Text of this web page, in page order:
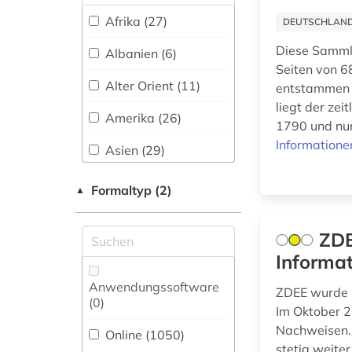
Wissenschaftskunde,
Forschung, Hochschul-,
Museumswesen (37)
alter orient (3)
alternativbewegung
(2)
alterssoziologie (1)
altertumswissenschaft
(13)
altes testament (2)
altes ägypten (1)
Zugriff via
Shibboleth (14)
frei verfügbar (1000)
Nationallizenz (22)
Nationallizenz-Login
für registrierte
Einzelpersonen (16)
Afrika (27)
Albanien (6)
Alter Orient (11)
Amerika (26)
Asien (29)
(16)
Baden-
Wuerttemberg (4)
Bayern (7)
Belarus (7)
▲ Formaltyp (2)
Anwendungssoftware
(0)
Online (1050)
Diese
Seiten von
liegt der
1790 und
ZDEE
Im Oktober